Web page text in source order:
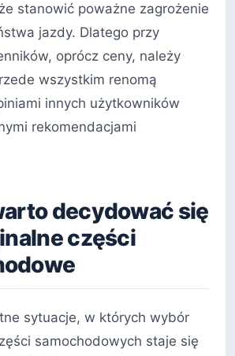
stanowić poważne zagrożenie
jazdy. Dlatego przy
oprócz ceny, należy
wszystkim renomą
innych użytkowników
rekomendacjami
decydować się
części
sytuacje, w których wybór
samochodowych staje się